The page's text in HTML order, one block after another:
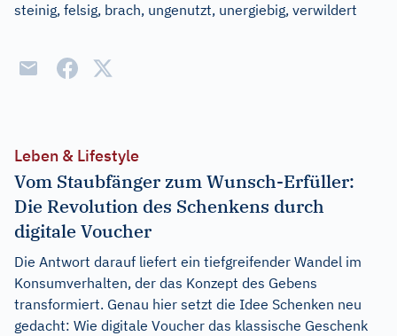
steinig, felsig, brach, ungenutzt, unergiebig, verwildert
Leben & Lifestyle
Vom Staubfänger zum Wunsch-Erfüller:
Die Revolution des Schenkens durch
digitale Voucher
Die Antwort darauf liefert ein tiefgreifender Wandel im
Konsumverhalten, der das Konzept des Gebens
transformiert. Genau hier setzt die Idee Schenken neu
gedacht: Wie digitale Voucher das klassische Geschenk